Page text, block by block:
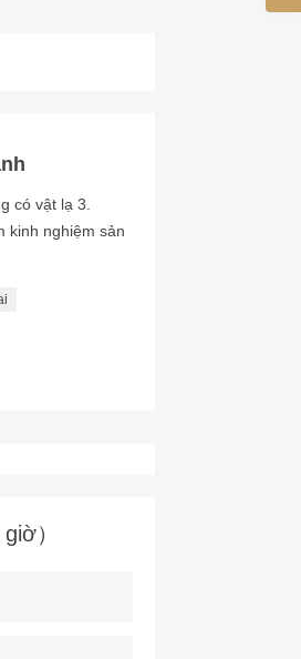
có vật lạ 3.
kinh nghiệm sản
）